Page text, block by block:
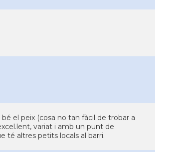
el peix (cosa no tan fàcil de trobar a
variat i amb un punt de
té altres petits locals al barri.